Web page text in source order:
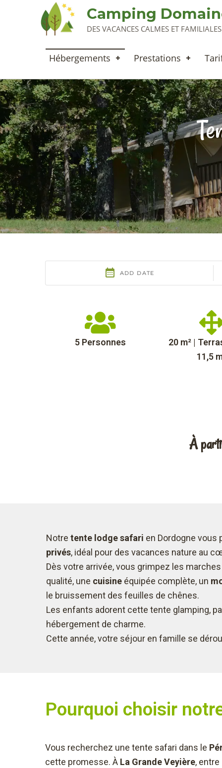
Camping
DES VACANCES CALMES ET
Hébergements Prestations
5 Personnes
20 m² |
11,5
À
Notre tente lodge safari en Dordogne vous
privés, idéal pour des vacances nature au
Dès votre arrivée, vous grimpez les
qualité, une cuisineéquipée complète, un
le bruissement des feuilles de chênes.
Les enfants adorent cette tente glamping,
hébergement de charme.
Cette année, votre séjour en famille se
Pourquoi choisir
Vous recherchez une tente safari dans le
cette promesse. À La Grande Veyière, entre